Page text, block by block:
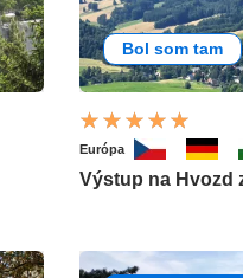
Bol som tam
Európa
Výstup na Hvozd